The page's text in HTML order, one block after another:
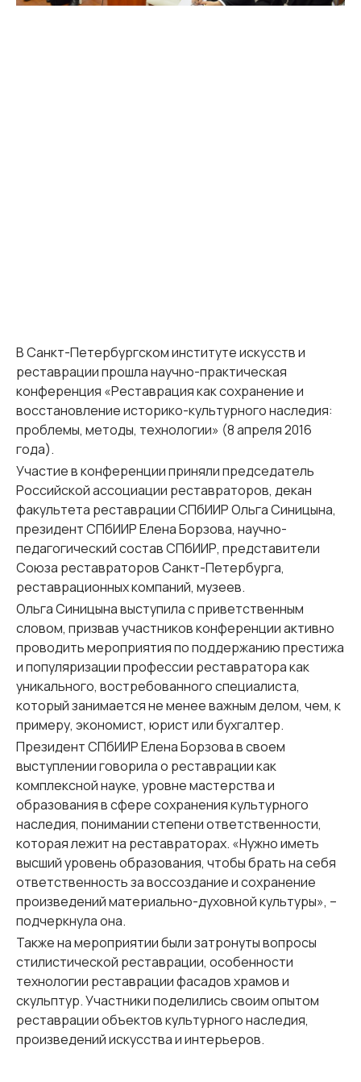
В Санкт-Петербургском институте искусств и
реставрации прошла научно-практическая
конференция «Реставрация как сохранение и
восстановление историко-культурного наследия:
проблемы, методы, технологии» (8 апреля 2016
года).
Участие в конференции приняли председатель
Российской ассоциации реставраторов, декан
факультета реставрации СПбИИР Ольга Синицына,
президент СПбИИР Елена Борзова, научно-
педагогический состав СПбИИР, представители
Союза реставраторов Санкт-Петербурга,
реставрационных компаний, музеев.
Ольга Синицына выступила с приветственным
словом, призвав участников конференции активно
проводить мероприятия по поддержанию престижа
и популяризации профессии реставратора как
уникального, востребованного специалиста,
который занимается не менее важным делом, чем, к
примеру, экономист, юрист или бухгалтер.
Президент СПбИИР Елена Борзова в своем
выступлении говорила о реставрации как
комплексной науке, уровне мастерства и
образования в сфере сохранения культурного
наследия, понимании степени ответственности,
которая лежит на реставраторах. «Нужно иметь
высший уровень образования, чтобы брать на себя
ответственность за воссоздание и сохранение
произведений материально-духовной культуры», –
подчеркнула она.
Также на мероприятии были затронуты вопросы
стилистической реставрации, особенности
технологии реставрации фасадов храмов и
скульптур. Участники поделились своим опытом
реставрации объектов культурного наследия,
произведений искусства и интерьеров.